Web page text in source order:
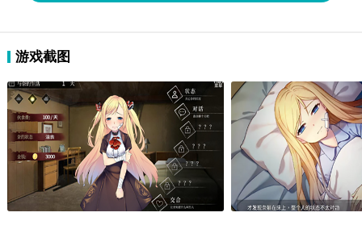
游戏截图